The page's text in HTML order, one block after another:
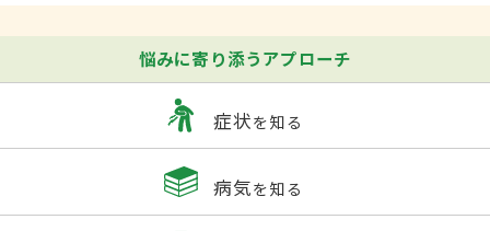
悩みに寄り添うアプローチ
症状を知る
病気を知る